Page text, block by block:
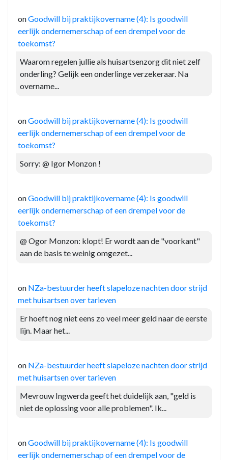
onGoodwill bij praktijkovername (4): Is goodwill
eerlijk ondernemerschap of een drempel voor de
toekomst?
Waarom regelen jullie als huisartsenzorg dit niet zelf
onderling? Gelijk een onderlinge verzekeraar. Na
overname...
onGoodwill bij praktijkovername (4): Is goodwill
eerlijk ondernemerschap of een drempel voor de
toekomst?
Sorry: @ Igor Monzon !
onGoodwill bij praktijkovername (4): Is goodwill
eerlijk ondernemerschap of een drempel voor de
toekomst?
@ Ogor Monzon: klopt! Er wordt aan de "voorkant"
aan de basis te weinig omgezet...
on NZa-bestuurder heeft slapeloze nachten door strijd
met huisartsen over tarieven
Er hoeft nog niet eens zo veel meer geld naar de eerste
lijn. Maar het...
on NZa-bestuurder heeft slapeloze nachten door strijd
met huisartsen over tarieven
Mevrouw Ingwerda geeft het duidelijk aan, "geld is
niet de oplossing voor alle problemen". Ik...
onGoodwill bij praktijkovername (4): Is goodwill
eerlijk ondernemerschap of een drempel voor de